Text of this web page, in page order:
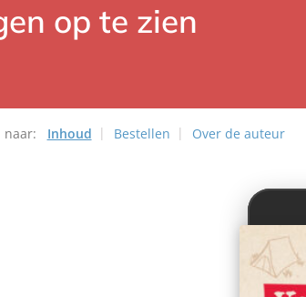
op te zien
naar: Inhoud Bestellen Over de auteur